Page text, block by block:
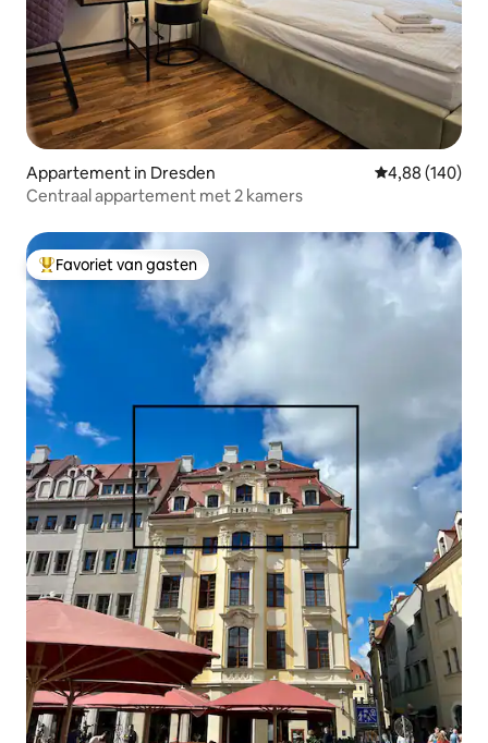
Appartement in Dresden Gemiddelde
4,88 (140)
Centraal appartement met 2 kamers
Topfavoriet van gasten
Favoriet van gasten